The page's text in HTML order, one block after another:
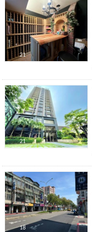
店長推薦
21
店長推薦
21
店長推薦
18